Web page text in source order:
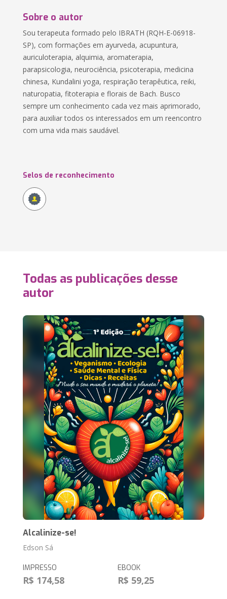
Sobre o autor
Sou terapeuta formado pelo IBRATH (RQH-E-06918-
SP), com formações em ayurveda, acupuntura,
auriculoterapia, alquimia, aromaterapia,
parapsicologia, neurociência, psicoterapia, medicina
chinesa, Kundalini yoga, respiração terapêutica, reiki,
naturopatia, fitoterapia e florais de Bach. Busco
sempre um conhecimento cada vez mais aprimorado,
para auxiliar todos os interessados em um reencontro
com uma vida mais saudável.
Selos de reconhecimento
Todas as publicações desse
autor
Alcalinize-se!
Edson Sá
IMPRESSO
R$ 174,58
EBOOK
R$ 59,25